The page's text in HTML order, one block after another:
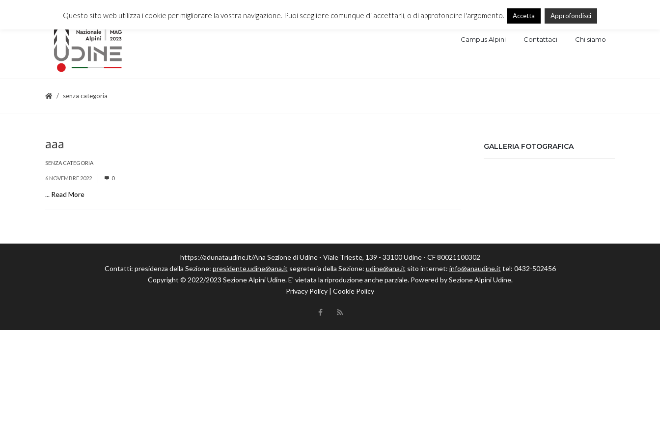
Campus Alpini Contattaci Chi siamo
senza categoria
aaa
SENZA CATEGORIA
6 NOVEMBRE 2022 0
... Read More
GALLERIA FOTOGRAFICA
https://adunataudine.it/Ana Sezione di Udine - Viale Trieste, 139 - 33100 Udine - CF 80021100302
Contatti: presidenza della Sezione: presidente.udine@ana.it segreteria della Sezione: udine@ana.it sito internet: info@anaudine.it tel: 0432-502456
Copyright © 2022/2023 Sezione Alpini Udine. E' vietata la riproduzione anche parziale. Powered by Sezione Alpini Udine.
Privacy Policy | Cookie Policy
Questo sito web utilizza i cookie per migliorare la vostra navigazione. Puoi scegliere comunque di accettarli, o di approfondire l'argomento. Accetta Approfondisci